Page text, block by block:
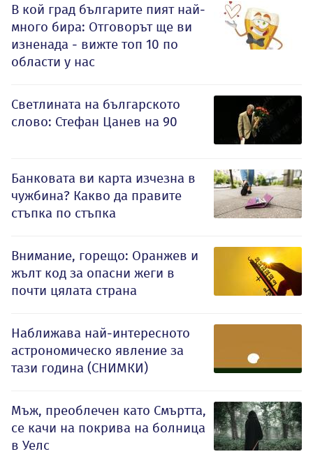
В кой град българите пият най-
много бира: Отговорът ще ви
изненада - вижте топ 10 по
области у нас
Светлината на българското
слово: Стефан Цанев на 90
Банковата ви карта изчезна в
чужбина? Какво да правите
стъпка по стъпка
Внимание, горещо: Оранжев и
жълт код за опасни жеги в
почти цялата страна
Наближава най-интересното
астрономическо явление за
тази година (СНИМКИ)
Мъж, преоблечен като Смъртта,
се качи на покрива на болница
в Уелс